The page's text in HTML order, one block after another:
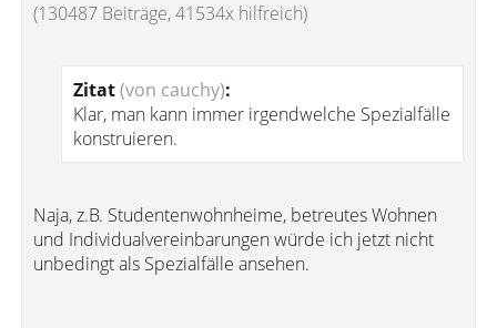
(130487 Beiträge, 41534x hilfreich)
Zitat(von cauchy):
Klar, man kann immer irgendwelche Spezialfälle
konstruieren.
Naja, z.B. Studentenwohnheime, betreutes Wohnen
und Individualvereinbarungen würde ich jetzt nicht
unbedingt als Spezialfälle ansehen.